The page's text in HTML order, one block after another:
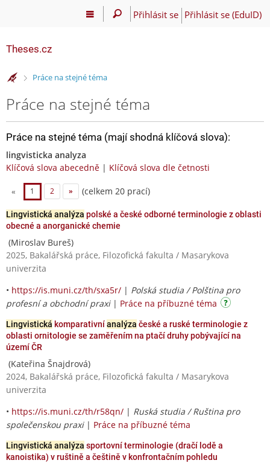
Přihlásit se Přihlásit se (EduID)
Theses.cz
>Práce na stejné téma
Práce na stejné téma
Práce na stejné téma (mají shodná klíčová slova):
lingvisticka analyza
Klíčová slova abecedně | Klíčová slova dle četnosti
« 1 2 » (celkem 20 prací)
Lingvistická analýza polské a české odborné terminologie z oblasti
obecné a anorganické chemie
(Miroslav Bureš)
2025, Bakalářská práce, Filozofická fakulta / Masarykova
univerzita
• https://is.muni.cz/th/sxa5r/ | Polská studia / Polština pro
profesní a obchodní praxi| Práce na příbuzné téma
Lingvistická komparativníanalýza české a ruské terminologie z
oblasti ornitologie se zaměřením na ptačí druhy pobývající na
území ČR
(Kateřina Šnajdrová)
2024, Bakalářská práce, Filozofická fakulta / Masarykova
univerzita
• https://is.muni.cz/th/r58qn/ | Ruská studia / Ruština pro
společenskou praxi| Práce na příbuzné téma
Lingvistická analýza sportovní terminologie (dračí lodě a
kanoistika) v ruštině a češtině v konfrontačním pohledu